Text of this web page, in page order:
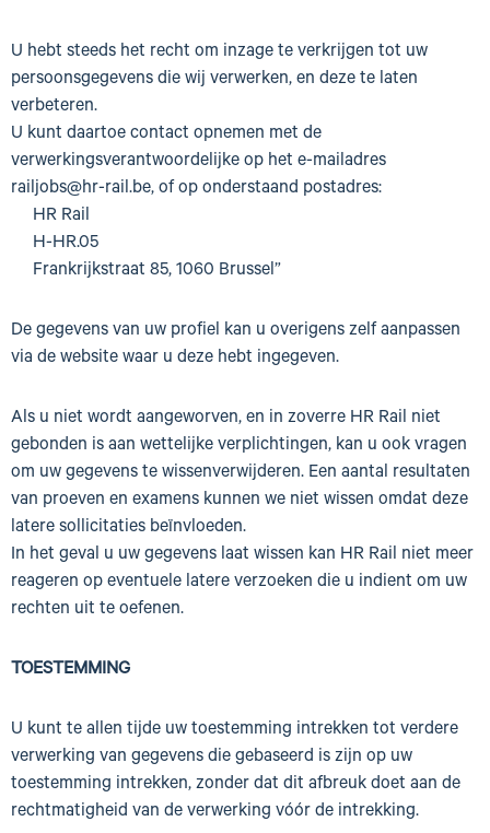
U hebt steeds het recht om inzage te verkrijgen tot uw
persoonsgegevens die wij verwerken, en deze te laten
verbeteren.
U kunt daartoe contact opnemen met de
verwerkingsverantwoordelijke op het e-mailadres
railjobs@hr-rail.be, of op onderstaand postadres:
HR Rail
H-HR.05
Frankrijkstraat 85, 1060 Brussel”
De gegevens van uw profiel kan u overigens zelf aanpassen
via de website waar u deze hebt ingegeven.
Als u niet wordt aangeworven, en in zoverre HR Rail niet
gebonden is aan wettelijke verplichtingen, kan u ook vragen
om uw gegevens te wissenverwijderen. Een aantal resultaten
van proeven en examens kunnen we niet wissen omdat deze
latere sollicitaties beïnvloeden.
In het geval u uw gegevens laat wissen kan HR Rail niet meer
reageren op eventuele latere verzoeken die u indient om uw
rechten uit te oefenen.
TOESTEMMING
U kunt te allen tijde uw toestemming intrekken tot verdere
verwerking van gegevens die gebaseerd is zijn op uw
toestemming intrekken, zonder dat dit afbreuk doet aan de
rechtmatigheid van de verwerking vóór de intrekking.